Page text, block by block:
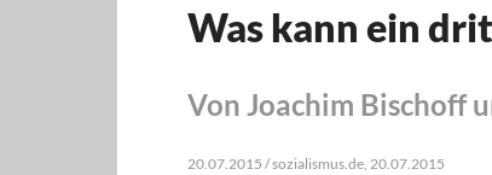
Was kann ein
Von Joachim Bischoff
20.07.2015 / sozialismus.de, 20.07.2015